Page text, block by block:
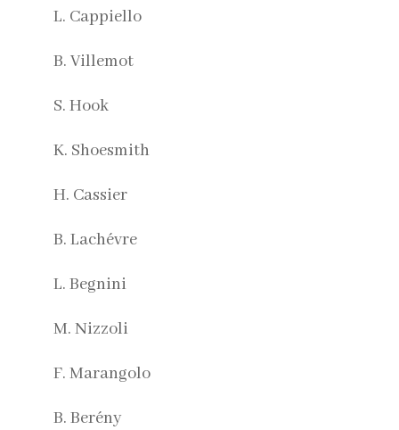
L. Cappiello
B. Villemot
S. Hook
K. Shoesmith
H. Cassier
B. Lachévre
L. Begnini
M. Nizzoli
F. Marangolo
B. Berény